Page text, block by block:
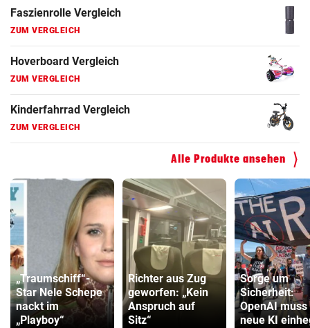
Faszienrolle Vergleich
Hoverboard Vergleich
Kinderfahrrad Vergleich
Alle Produkte ansehen
„Traumschiff“-
Star Nele Schepe
nackt im
„Playboy“
Richter aus Zug
geworfen: „Kein
Anspruch auf
Sitz“
Sorge um
Sicherheit:
OpenAI muss
neue KI